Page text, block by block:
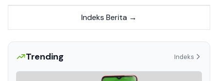
Indeks Berita →
Trending Indeks